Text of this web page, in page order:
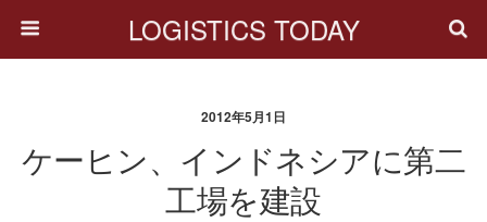
LOGISTICS TODAY
2012年5月1日
ケーヒン、インドネシアに第二
工場を建設